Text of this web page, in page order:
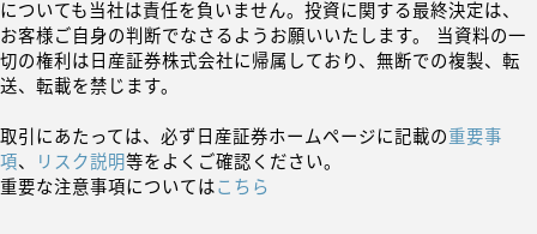
についても当社は責任を負いません。投資に関する最終決定は、
お客様ご自身の判断でなさるようお願いいたします。 当資料の一
切の権利は日産証券株式会社に帰属しており、無断での複製、転
送、転載を禁じます。
取引にあたっては、必ず日産証券ホームページに記載の重要事
項、 リスク説明等をよくご確認ください。
重要な注意事項についてはこちら